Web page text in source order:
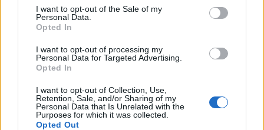
consent section.
I want to opt-out of the Sale of my
Personal Data.
Opted In
I want to opt-out of processing my
Personal Data for Targeted Advertising.
Opted In
I want to opt-out of Collection, Use,
Retention, Sale, and/or Sharing of my
Personal Data that Is Unrelated with the
Purposes for which it was collected.
Opted Out
A nyomda leégését követően Kohn Dávid
született. 1902-ben börtönbe került csalás vétsége
miatt a nevét Kalmárra változtató Kohn Dávid.